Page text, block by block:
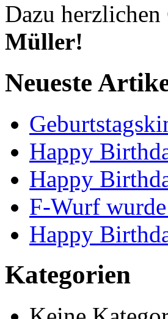
Dazu
Müller!
Neueste
Happy
Happy
F-Wurf
Happy
Kategorien